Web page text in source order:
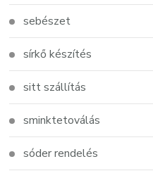
sebészet
sírkő készítés
sitt szállítás
sminktetoválás
sóder rendelés